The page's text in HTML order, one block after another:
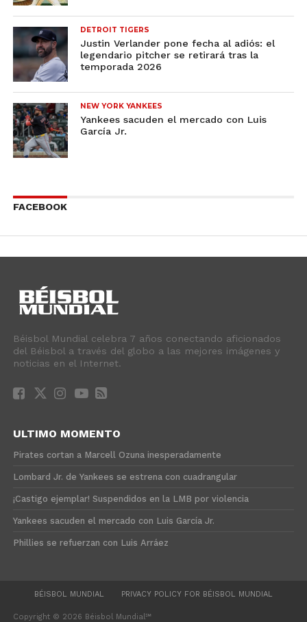
DETROIT TIGERS
Justin Verlander pone fecha al adiós: el
legendario pitcher se retirará tras la
temporada 2026
NEW YORK YANKEES
Yankees sacuden el mercado con Luis
García Jr.
FACEBOOK
Béisbol Mundial celebra 7 años conectando aficionados
del Béisbol a través del globo a las mejores imágenes y
noticias en el Internet.
ULTIMO MOMENTO
Pirates cortan a Marcell Ozuna inesperadamente
Lombard Jr. de Yankees se estrena con cuadrangular
¡Castigo ejemplar! Suspendidos en la LMB por violencia
Yankees sacuden el mercado con Luis García Jr.
Phillies se refuerzan con Luis Arráez
BÉISBOL MUNDIAL PRIVACY POLICY FOR BÉISBOL MUNDIAL
Copyright © 2026 Béisbol Mundial℠